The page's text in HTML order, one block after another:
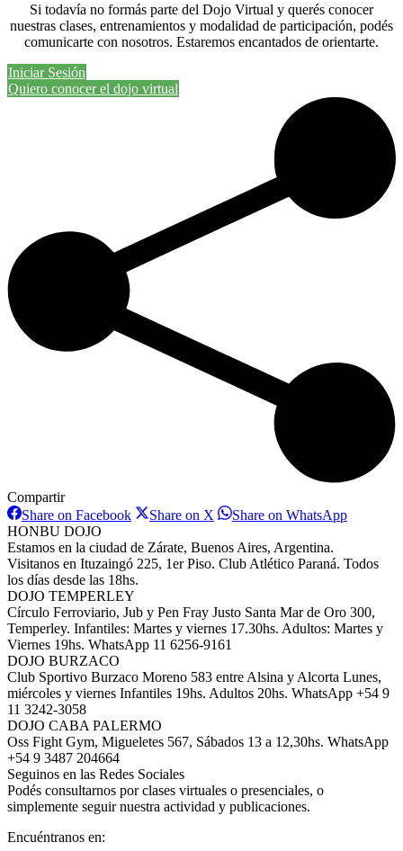
Si todavía no formás parte del Dojo Virtual y querés conocer
nuestras clases, entrenamientos y modalidad de participación, podés
comunicarte con nosotros. Estaremos encantados de orientarte.
Iniciar Sesión
Quiero conocer el dojo virtual
Compartir
Share on FacebookShare
Facebook
Share on X Share
X
Share on WhatsAppShare
HONBU DOJO
Estamos en la ciudad de Zárate, Buenos Aires, Argentina.
Visitanos en Ituzaingó 225, 1er Piso. Club Atlético Paraná. Todos
los días desde las 18hs.
DOJO TEMPERLEY
Círculo Ferroviario, Jub y Pen Fray Justo Santa Mar de Oro 300,
Temperley. Infantiles: Martes y viernes 17.30hs. Adultos: Martes y
Viernes 19hs. WhatsApp 11 6256-9161
DOJO BURZACO
Club Sportivo Burzaco Moreno 583 entre Alsina y Alcorta Lunes,
miércoles y viernes Infantiles 19hs. Adultos 20hs. WhatsApp +54 9
11 3242-3058
DOJO CABA PALERMO
Oss Fight Gym, Migueletes 567, Sábados 13 a 12,30hs. WhatsApp
+54 9 3487 204664
Seguinos en las Redes Sociales
Podés consultarnos por clases virtuales o presenciales, o
simplemente seguir nuestra actividad y publicaciones.
Encuéntranos en: